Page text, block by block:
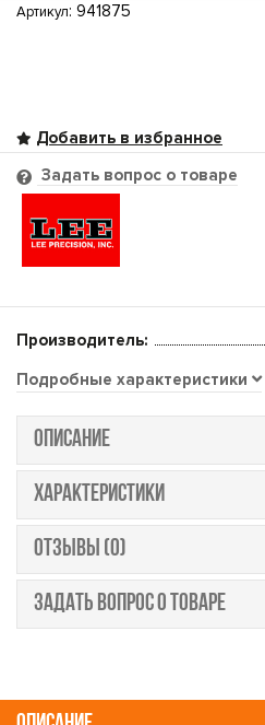
Артикул: 941875
Задать вопрос о товаре
Производитель:
Подробные характеристики
ОПИСАНИЕ
ХАРАКТЕРИСТИКИ
ОТЗЫВЫ (0)
ЗАДАТЬ ВОПРОС О ТОВАРЕ